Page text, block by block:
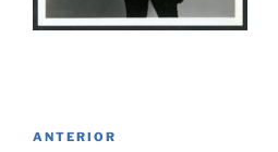
Navegación
Entrada
ANTERIOR